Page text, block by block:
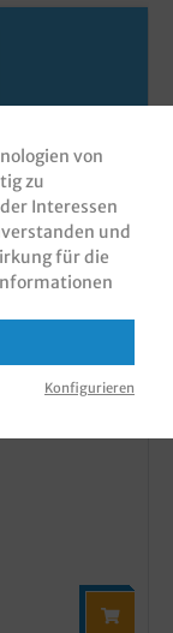
von
zu
Interessen
und
für die
Konfigurieren